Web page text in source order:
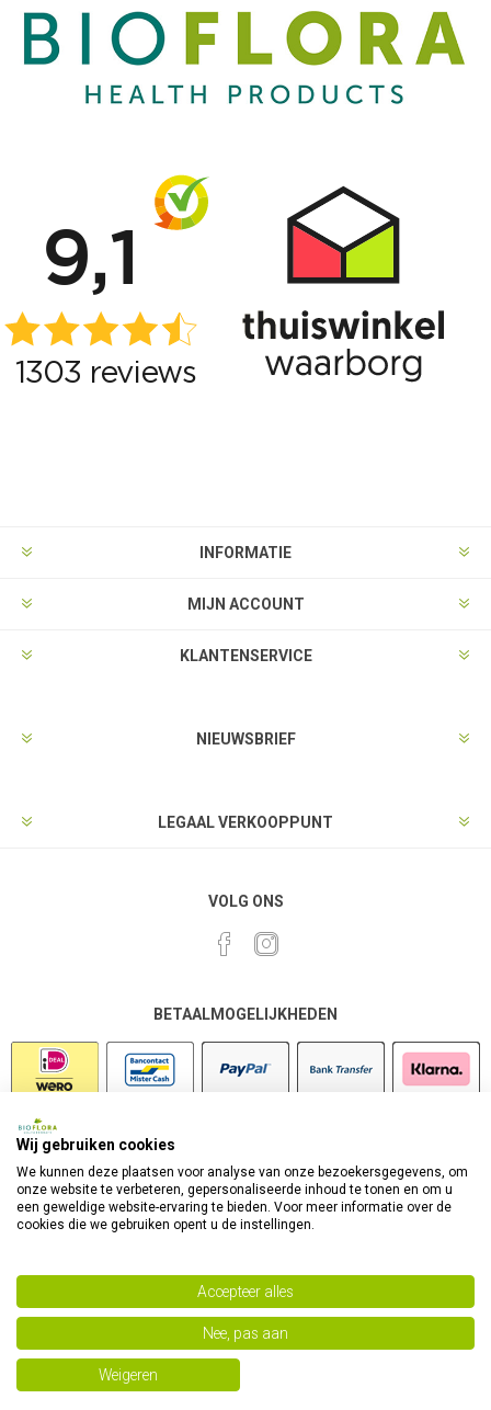
INFORMATIE
MIJN ACCOUNT
KLANTENSERVICE
NIEUWSBRIEF
LEGAAL VERKOOPPUNT
VOLG ONS
BETAALMOGELIJKHEDEN
Powered bynopCommerce
Copyright 2026 Bioflora Health Products. Alle rechten
Wij gebruiken cookies
We kunnen deze plaatsen voor analyse van onze bezoekersgegevens, om
onze website te verbeteren, gepersonaliseerde inhoud te tonen en om u
een geweldige website-ervaring te bieden. Voor meer informatie over de
cookies die we gebruiken opent u de instellingen.
Accepteer alles
Nee, pas aan
Weigeren